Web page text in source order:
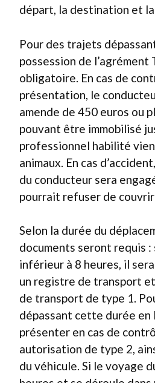
départ, la destination et
Pour des trajets
possession de l’agrément
obligatoire. En cas de
présentation, le
amende de 450 euros ou
pouvant être immobilisé
professionnel habilité
animaux. En cas
du conducteur sera
pourrait refuser de
Selon la durée du
documents seront requis
inférieur à 8 heures, il
un registre de transport
de transport de type 1.
dépassant cette durée en
présenter en cas de
autorisation de type 2,
du véhicule. Si le voyage